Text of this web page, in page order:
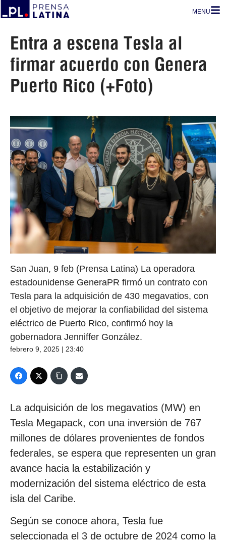
MENU
Entra a escena Tesla al
firmar acuerdo con Genera
Puerto Rico (+Foto)
San Juan, 9 feb (Prensa Latina) La operadora
estadounidense GeneraPR firmó un contrato con
Tesla para la adquisición de 430 megavatios, con
el objetivo de mejorar la confiabilidad del sistema
eléctrico de Puerto Rico, confirmó hoy la
gobernadora Jenniffer González.
febrero 9, 2025 | 23:40
La adquisición de los megavatios (MW) en
Tesla Megapack, con una inversión de 767
millones de dólares provenientes de fondos
federales, se espera que representen un gran
avance hacia la estabilización y
modernización del sistema eléctrico de esta
isla del Caribe.
Según se conoce ahora, Tesla fue
seleccionada el 3 de octubre de 2024 como la